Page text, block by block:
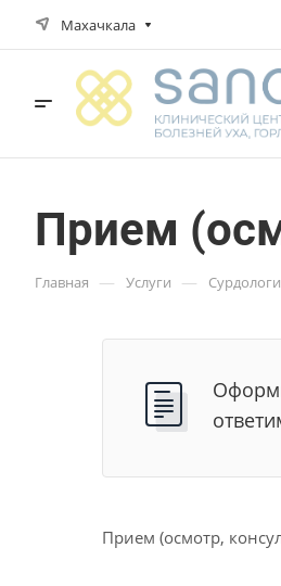
Махачкала
Прием
Главная — Услуги —
Прием (осмотр,